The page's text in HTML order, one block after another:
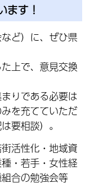
す！
ど）に、ぜひ県
上で、意見交換
りである必要は
を充てていただ
要相談）。
活性化・地域資
・若手・女性経
合の勉強会等